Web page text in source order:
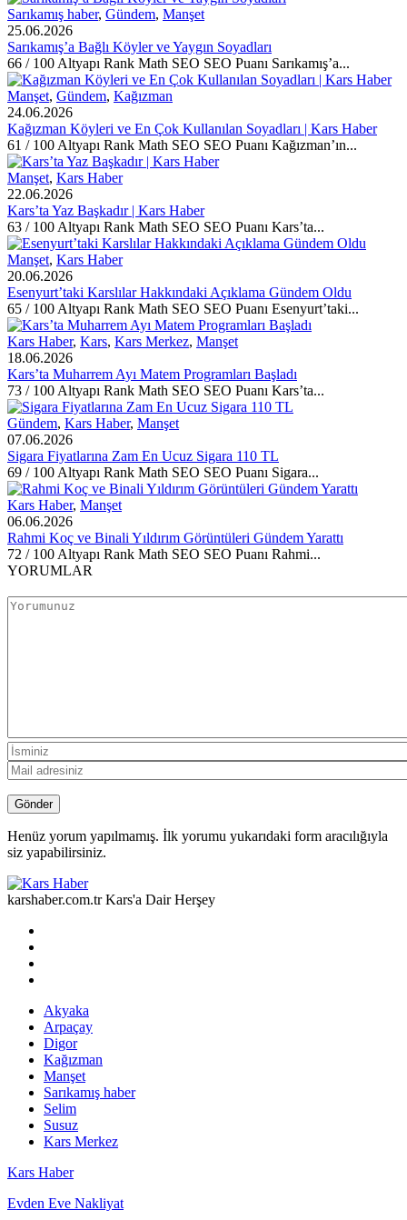
Sarıkamış haber, Gündem, Manşet
25.06.2026
Sarıkamış’a Bağlı Köyler ve Yaygın Soyadları
66 / 100 Altyapı Rank Math SEO SEO Puanı Sarıkamış’a...
Manşet, Gündem, Kağızman
24.06.2026
Kağızman Köyleri ve En Çok Kullanılan Soyadları | Kars Haber
61 / 100 Altyapı Rank Math SEO SEO Puanı Kağızman’ın...
Manşet, Kars Haber
22.06.2026
Kars’ta Yaz Başkadır | Kars Haber
63 / 100 Altyapı Rank Math SEO SEO Puanı Kars’ta...
Manşet, Kars Haber
20.06.2026
Esenyurt’taki Karslılar Hakkındaki Açıklama Gündem Oldu
65 / 100 Altyapı Rank Math SEO SEO Puanı Esenyurt’taki...
Kars Haber, Kars, Kars Merkez, Manşet
18.06.2026
Kars’ta Muharrem Ayı Matem Programları Başladı
73 / 100 Altyapı Rank Math SEO SEO Puanı Kars’ta...
Gündem, Kars Haber, Manşet
07.06.2026
Sigara Fiyatlarına Zam En Ucuz Sigara 110 TL
69 / 100 Altyapı Rank Math SEO SEO Puanı Sigara...
Kars Haber, Manşet
06.06.2026
Rahmi Koç ve Binali Yıldırım Görüntüleri Gündem Yarattı
72 / 100 Altyapı Rank Math SEO SEO Puanı Rahmi...
YORUMLAR
Henüz yorum yapılmamış. İlk yorumu yukarıdaki form aracılığıyla
siz yapabilirsiniz.
karshaber.com.tr Kars'a Dair Herşey
Akyaka
Arpaçay
Digor
Kağızman
Manşet
Sarıkamış haber
Selim
Susuz
Kars Merkez
Kars Haber
Evden Eve Nakliyat